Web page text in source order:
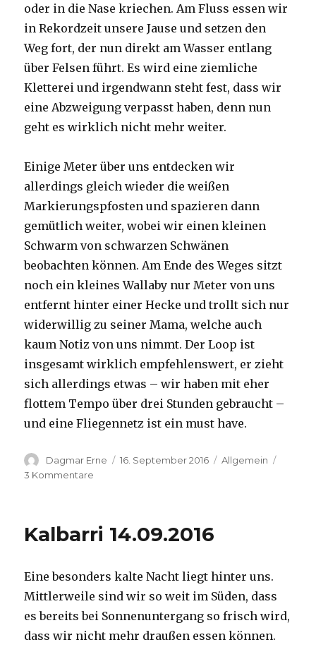
oder in die Nase kriechen. Am Fluss essen wir
in Rekordzeit unsere Jause und setzen den
Weg fort, der nun direkt am Wasser entlang
über Felsen führt. Es wird eine ziemliche
Kletterei und irgendwann steht fest, dass wir
eine Abzweigung verpasst haben, denn nun
geht es wirklich nicht mehr weiter.
Einige Meter über uns entdecken wir
allerdings gleich wieder die weißen
Markierungspfosten und spazieren dann
gemütlich weiter, wobei wir einen kleinen
Schwarm von schwarzen Schwänen
beobachten können. Am Ende des Weges sitzt
noch ein kleines Wallaby nur Meter von uns
entfernt hinter einer Hecke und trollt sich nur
widerwillig zu seiner Mama, welche auch
kaum Notiz von uns nimmt. Der Loop ist
insgesamt wirklich empfehlenswert, er zieht
sich allerdings etwas – wir haben mit eher
flottem Tempo über drei Stunden gebraucht –
und eine Fliegennetz ist ein must have.
Autor
Dagmar Erne
Veröffentlicht
16. September 2016 Kategorien
Allgemein
3 Kommentare
Kalbarri 14.09.2016
Eine besonders kalte Nacht liegt hinter uns.
Mittlerweile sind wir so weit im Süden, dass
es bereits bei Sonnenuntergang so frisch wird,
dass wir nicht mehr draußen essen können.